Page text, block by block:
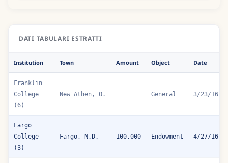
DATI TABULARI ESTRATTI
Institution Town Amount Object Date
Franklin
College
(6)
New Athen, O. General 3/23/16
Fargo
College
(3)
Fargo, N.D. 100,000 Endowment 4/27/16